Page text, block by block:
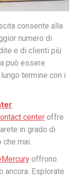
consente alla
numero di
e di clienti più
può essere
termine con i
center offre
in grado di
mai.
offrono
ancora. Esplorate